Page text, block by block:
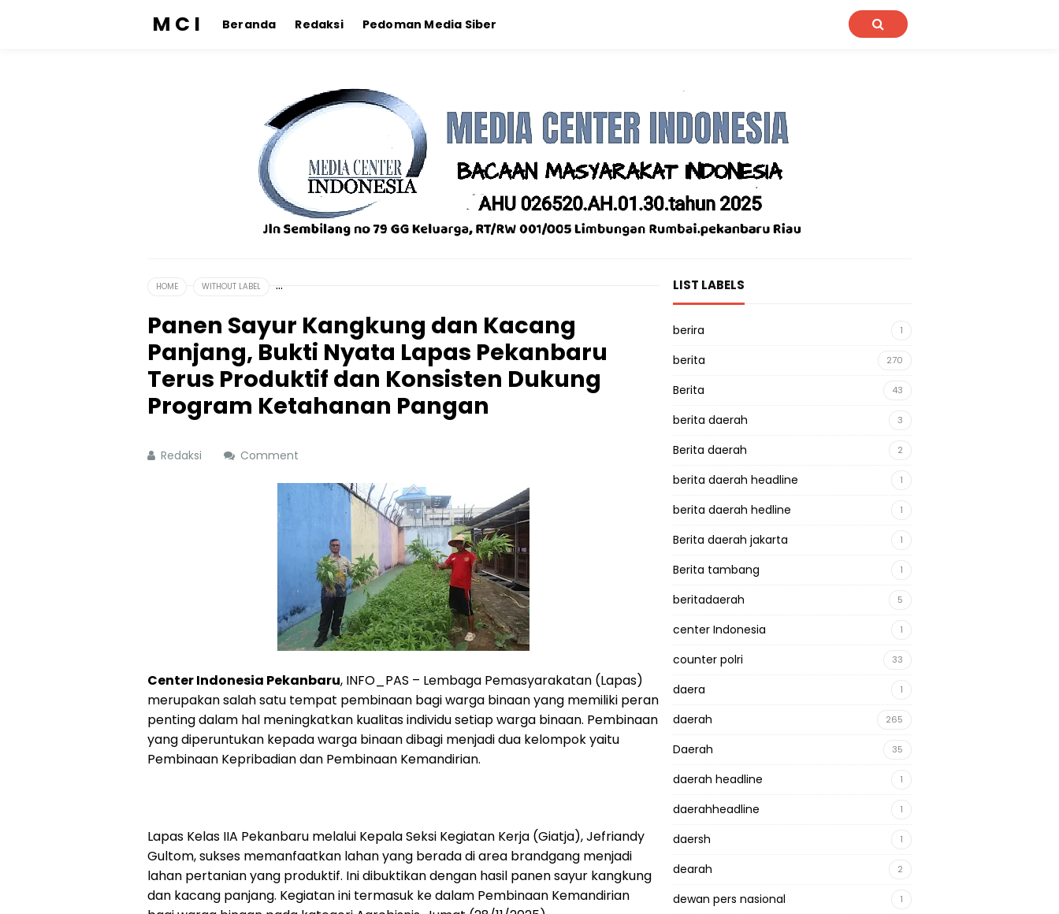
M C I Beranda Redaksi Pedoman Media Siber
HOME WITHOUT LABEL
Panen Sayur Kangkung dan Kacang
Panjang, Bukti Nyata Lapas Pekanbaru
Terus Produktif dan Konsisten Dukung
Program Ketahanan Pangan
Redaksi Comment
Center Indonesia Pekanbaru, INFO_PAS – Lembaga Pemasyarakatan (Lapas)
merupakan salah satu tempat pembinaan bagi warga binaan yang memiliki peran
penting dalam hal meningkatkan kualitas individu setiap warga binaan. Pembinaan
yang diperuntukan kepada warga binaan dibagi menjadi dua kelompok yaitu
Pembinaan Kepribadian dan Pembinaan Kemandirian.
Lapas Kelas IIA Pekanbaru melalui Kepala Seksi Kegiatan Kerja (Giatja), Jefriandy
Gultom, sukses memanfaatkan lahan yang berada di area brandgang menjadi
lahan pertanian yang produktif. Ini dibuktikan dengan hasil panen sayur kangkung
dan kacang panjang. Kegiatan ini termasuk ke dalam Pembinaan Kemandirian
LIST LABELS
berira 1
berita 270
Berita 43
berita daerah 3
Berita daerah 2
berita daerah headline 1
berita daerah hedline 1
Berita daerah jakarta 1
Berita tambang 1
beritadaerah 5
center Indonesia 1
counter polri 33
daera 1
daerah 265
Daerah 35
daerah headline 1
daerahheadline 1
daersh 1
dearah 2
dewan pers nasional 1